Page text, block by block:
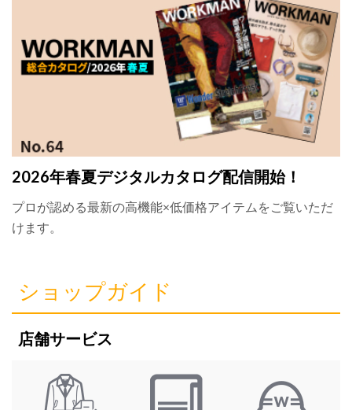
2026年春夏デジタルカタログ配信開始！
プロが認める最新の高機能×低価格アイテムをご覧いただ
けます。
ショップガイド
店舗サービス